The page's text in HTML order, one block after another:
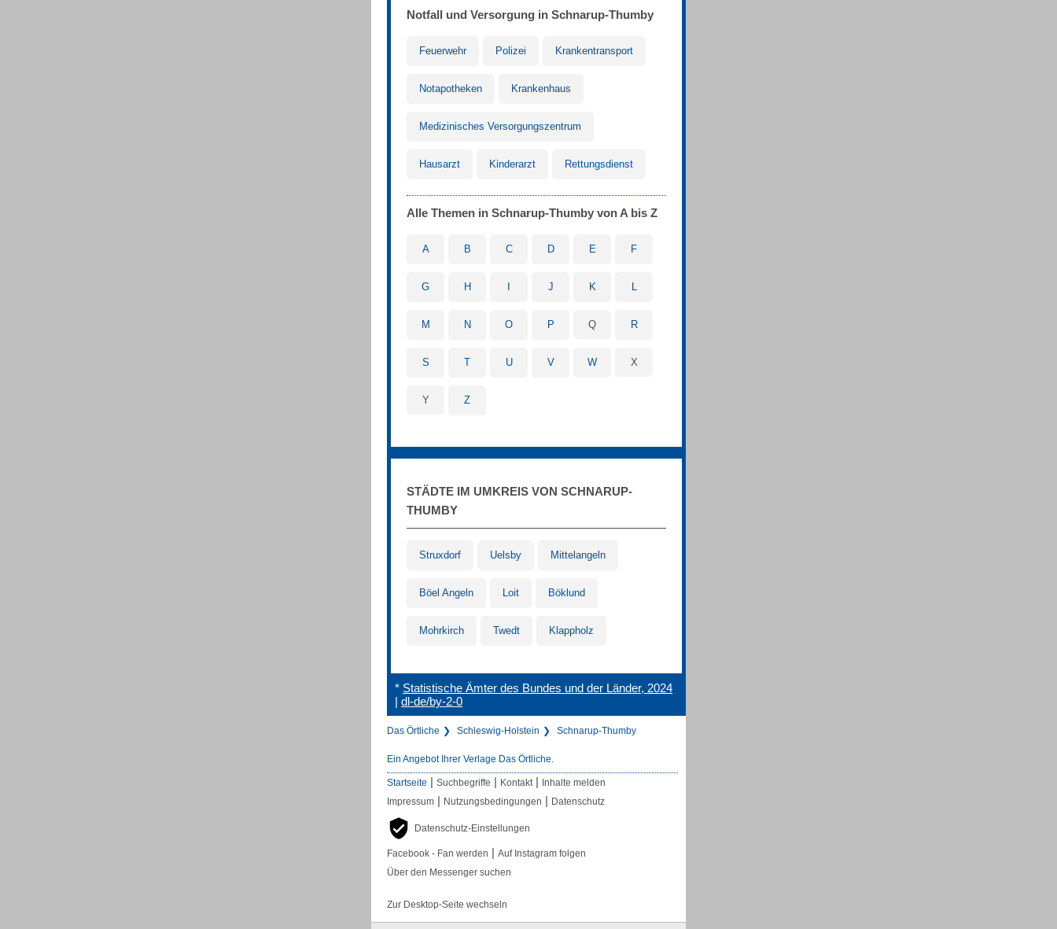
Notfall und Versorgung in Schnarup-Thumby
Feuerwehr Polizei Krankentransport
Notapotheken Krankenhaus
Medizinisches Versorgungszentrum
Hausarzt Kinderarzt Rettungsdienst
Alle Themen in Schnarup-Thumby von A bis Z
A B C D E F
G H J K L
M N O P Q R
S T U V W X
Y Z
STÄDTE IM UMKREIS VON SCHNARUP-
THUMBY
Struxdorf Uelsby Mittelangeln
Böel Angeln Loit Böklund
Mohrkirch Twedt Klappholz
* Statistische Ämter des Bundes und der Länder, 2024
| dl-de/by-2-0
Das Örtliche Schleswig-Holstein Schnarup-Thumby
Ein Angebot Ihrer Verlage Das Örtliche.
Startseite | Suchbegriffe | Kontakt | Inhalte melden
Impressum | Nutzungsbedingungen | Datenschutz
Datenschutz-Einstellungen
Facebook - Fan werden | Auf Instagram folgen
Über den Messenger suchen
Zur Desktop-Seite wechseln